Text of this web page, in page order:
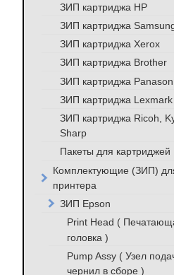
ЗИП картриджа HP
ЗИП картриджа
ЗИП картриджа Xerox
ЗИП картриджа Brother
ЗИП картриджа
ЗИП картриджа Lexmark
ЗИП картриджа Ricoh,
Sharp
Пакеты для картриджей
Комплектующие (ЗИП)
принтера
ЗИП Epson
Print Head (
головка )
Pump Assy ( Узел
чернил в сборе )